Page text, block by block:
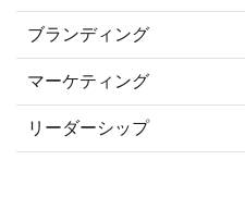
ブランディング
マーケティング
リーダーシップ